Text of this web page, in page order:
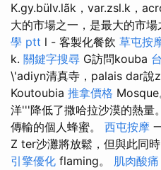
K.gy.bülv.lãk，var.zsl.k，
大的市場之一，是最大的市
學 ptt l - 客製化餐飲 草屯按
k. 關鍵字搜尋 G訪問kouba
\'adiyn清真寺，palais dar說
Koutoubia 推拿價格 Mosque
洋'''降低了撒哈拉沙漠的熱量
傳輸的個人蜂蜜。 西屯按摩
Z ter沙灘將放鬆，但與此同
引擎優化 flaming。 肌肉酸痛